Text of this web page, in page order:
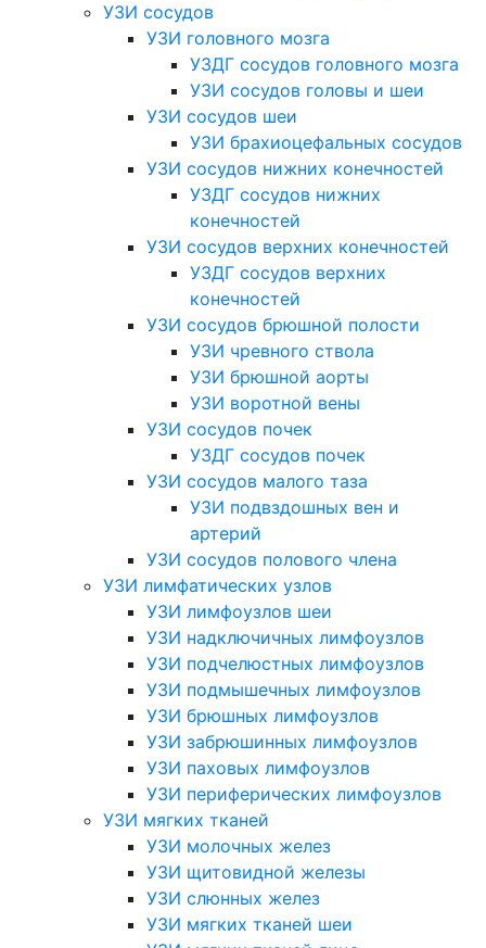
УЗИ сосудов
УЗИ головного мозга
УЗДГ сосудов головного мозга
УЗИ сосудов головы и шеи
УЗИ сосудов шеи
УЗИ брахиоцефальных сосудов
УЗИ сосудов нижних конечностей
УЗДГ сосудов нижних
конечностей
УЗИ сосудов верхних конечностей
УЗДГ сосудов верхних
конечностей
УЗИ сосудов брюшной полости
УЗИ чревного ствола
УЗИ брюшной аорты
УЗИ воротной вены
УЗИ сосудов почек
УЗДГ сосудов почек
УЗИ сосудов малого таза
УЗИ подвздошных вен и
артерий
УЗИ сосудов полового члена
УЗИ лимфатических узлов
УЗИ лимфоузлов шеи
УЗИ надключичных лимфоузлов
УЗИ подчелюстных лимфоузлов
УЗИ подмышечных лимфоузлов
УЗИ брюшных лимфоузлов
УЗИ забрюшинных лимфоузлов
УЗИ паховых лимфоузлов
УЗИ периферических лимфоузлов
УЗИ мягких тканей
УЗИ молочных желез
УЗИ щитовидной железы
УЗИ слюнных желез
УЗИ мягких тканей шеи